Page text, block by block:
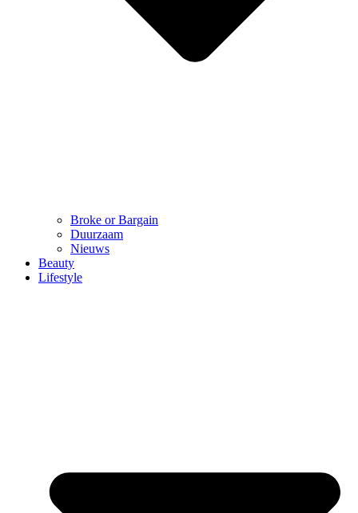
Broke or Bargain
Duurzaam
Nieuws
Beauty
Lifestyle